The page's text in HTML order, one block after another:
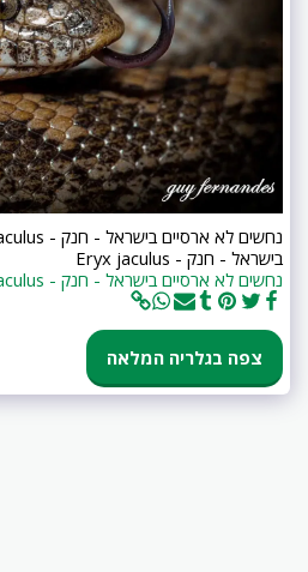
בישראל - חנק - Eryx jaculus
נחשים לא ארסיים בישראל - חנק - Eryx jaculus
צפה בגלריה המלאה